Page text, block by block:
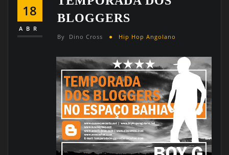
18
ABR
BLOGGERS
By Dino Cross Hip Hop Angolano